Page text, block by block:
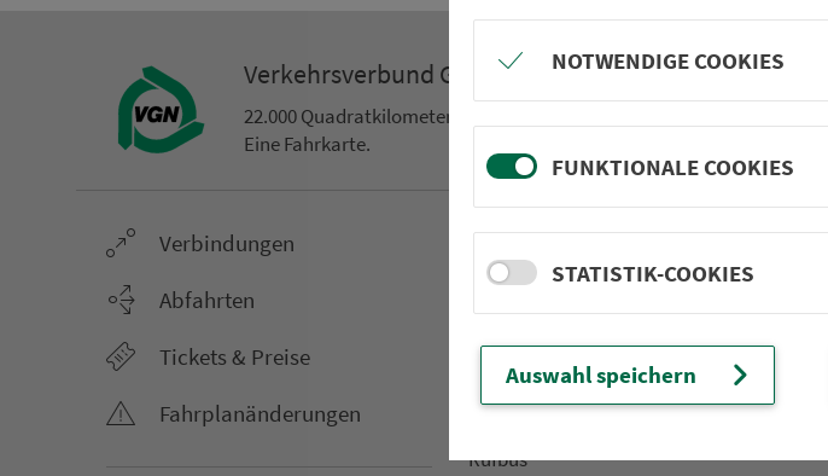
Ver­kehrs­ver­bund Groß­raum Nürn­berg
22.000 Qua­drat­ki­lo­me­ter. 130 Ver­kehrs­un­ter­neh­men. 1.100 Linien.
Eine Fahr­kar­te.
Ver­bin­dungen
Abfahrten
Tickets & Preise
Fahr­plan­ände­rungen
Netz & Fahrpläne
AST-Aus­hang­fahr­plä­ne
Rufbus
NOTWENDIGE COOKIES
FUNKTIONALE COOKIES
STATISTIK-COOKIES
Auswahl speichern